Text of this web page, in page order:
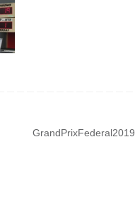
GrandPrixFederal2019